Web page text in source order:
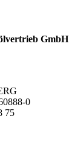
GmbH
0
75